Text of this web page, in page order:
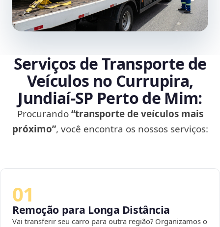
Serviços de Transporte de
Veículos no Currupira,
Jundiaí‑SP Perto de Mim:
Procurando“transporte de veículos mais
próximo”, você encontra os nossos serviços:
01
Remoção para Longa Distância
Vai transferir seu carro para outra região? Organizamos o